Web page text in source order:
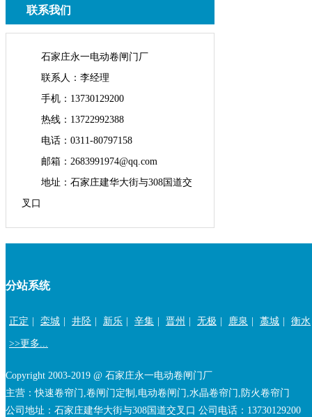
联系我们
石家庄永一电动卷闸门厂
联系人：李经理
手机：13730129200
热线：13722992388
电话：0311-80797158
邮箱：2683991974@qq.com
地址：石家庄建华大街与308国道交
叉口
分站系统
正定 栾城 井陉 新乐 辛集 晋州 无极 鹿泉 藁城 衡水
>>更多...
Copyright 2003-2019 @ 石家庄永一电动卷闸门厂
主营：快速卷帘门,卷闸门定制,电动卷闸门,水晶卷帘门,防火卷帘门
公司地址：石家庄建华大街与308国道交叉口 公司电话：13730129200